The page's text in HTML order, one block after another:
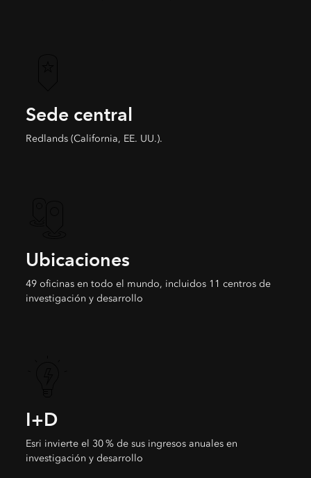
Sede central
Redlands (California, EE. UU.).
Ubicaciones
49 oficinas en todo el mundo, incluidos 11 centros de
investigación y desarrollo
I+D
Esri invierte el 30 % de sus ingresos anuales en
investigación y desarrollo